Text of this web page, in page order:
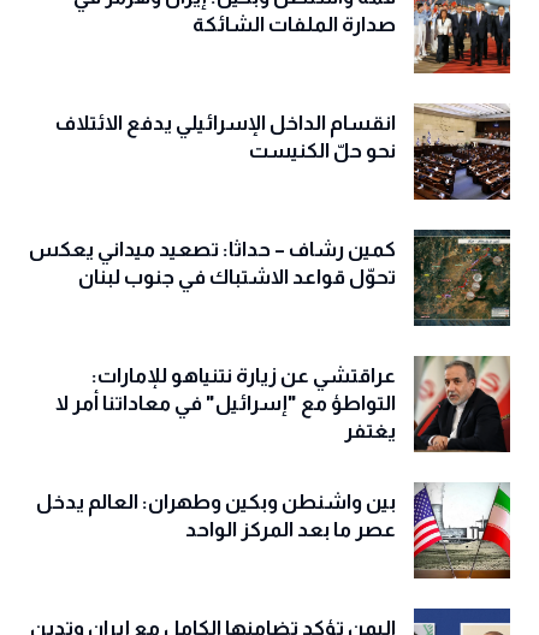
صدارة الملفات الشائكة
انقسام الداخل الإسرائيلي يدفع الائتلاف
نحو حلّ الكنيست
كمين رشاف – حداثا: تصعيد ميداني يعكس
تحوّل قواعد الاشتباك في جنوب لبنان
عراقتشي عن زيارة نتنياهو للإمارات:
التواطؤ مع "إسرائيل" في معاداتنا أمر لا
يغتفر
بين واشنطن وبكين وطهران: العالم يدخل
عصر ما بعد المركز الواحد
اليمن تؤكد تضامنها الكامل مع إيران وتدين